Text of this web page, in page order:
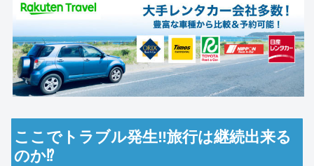
ここでトラブル発生‼️旅行は継続出来る
のか⁉️